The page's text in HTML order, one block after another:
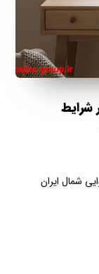
شرایط
شمال ایران